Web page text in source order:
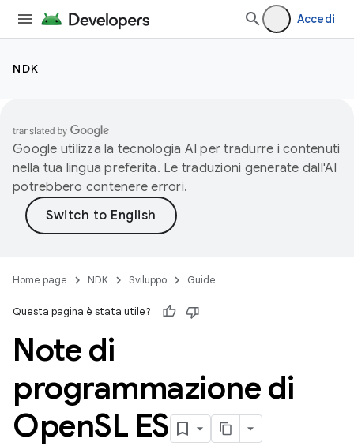
Accedi
NDK
Google utilizza la tecnologia AI per tradurre i contenuti
nella tua lingua preferita. Le traduzioni generate dall'AI
potrebbero contenere errori.
Home page NDK Sviluppo Guide
Questa pagina è stata utile?
Note di
programmazione di
OpenSL ES